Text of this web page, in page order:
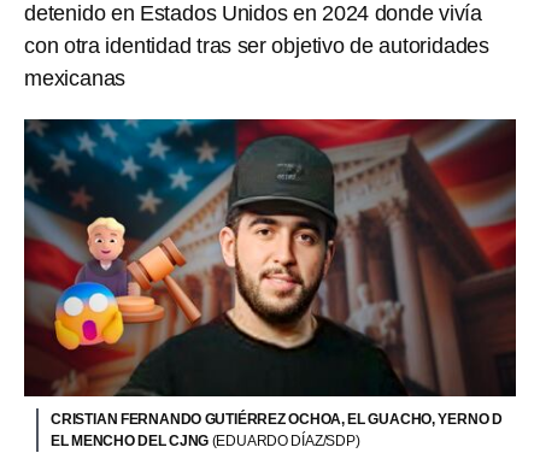
detenido en Estados Unidos en 2024 donde vivía
con otra identidad tras ser objetivo de autoridades
mexicanas
CRISTIAN FERNANDO GUTIÉRREZ OCHOA, EL GUACHO, YERNO D
EL MENCHO DEL CJNG (EDUARDO DÍAZ/SDP)